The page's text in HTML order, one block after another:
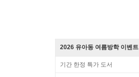
2026 유아동 여름방학 이벤트
기간 한정 특가 도서